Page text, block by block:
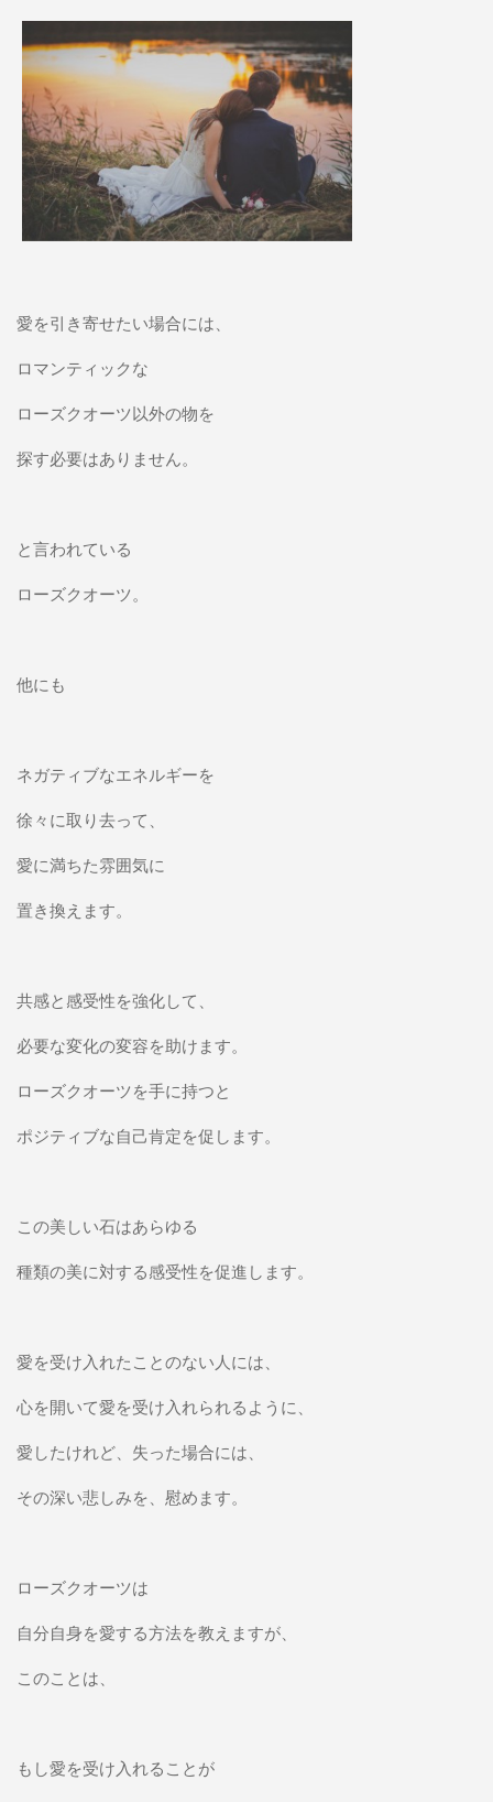
愛を引き寄せたい場合には、
ロマンティックな
ローズクオーツ以外の物を
探す必要はありません。
と言われている
ローズクオーツ。
他にも
ネガティブなエネルギーを
徐々に取り去って、
愛に満ちた雰囲気に
置き換えます。
共感と感受性を強化して、
必要な変化の変容を助けます。
ローズクオーツを手に持つと
ポジティブな自己肯定を促します。
この美しい石はあらゆる
種類の美に対する感受性を促進します。
愛を受け入れたことのない人には、
心を開いて愛を受け入れられるように、
愛したけれど、失った場合には、
その深い悲しみを、慰めます。
ローズクオーツは
自分自身を愛する方法を教えますが、
このことは、
もし愛を受け入れることが